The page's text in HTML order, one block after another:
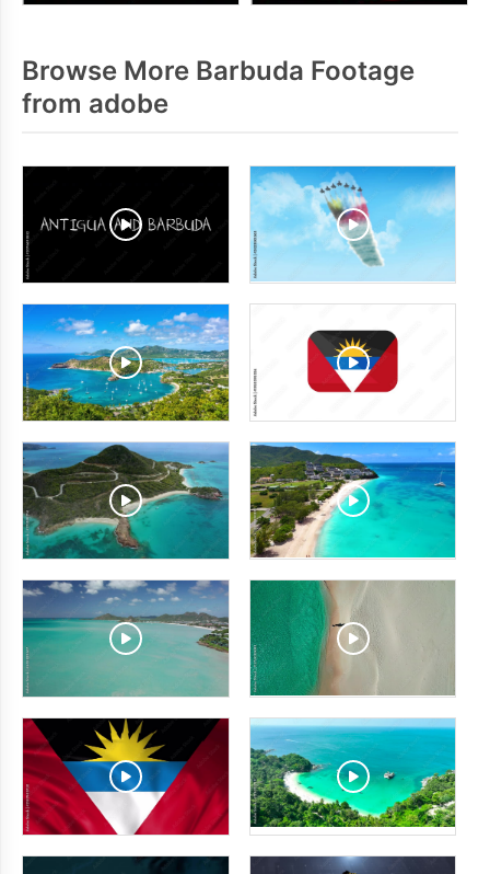
Browse More Barbuda Footage
from adobe